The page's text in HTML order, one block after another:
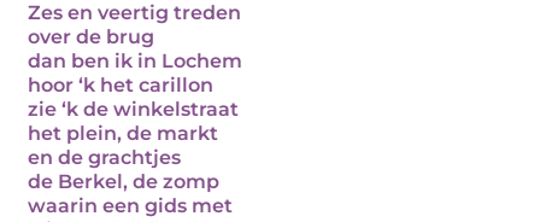
Zes en veertig treden
over de brug
dan ben ik in Lochem
hoor ‘k het carillon
zie ‘k de winkelstraat
het plein, de markt
en de grachtjes
de Berkel, de zomp
waarin een gids met